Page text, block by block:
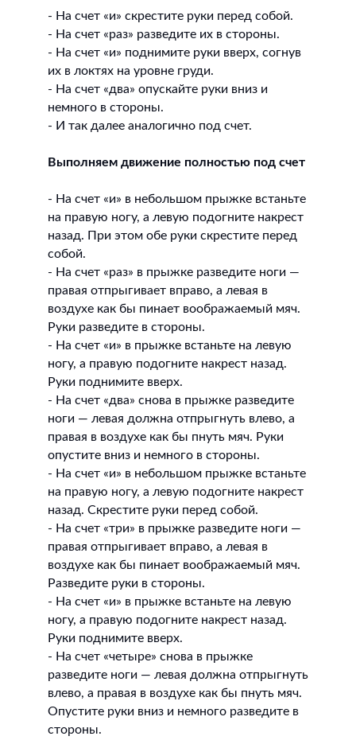
- На счет «и» скрестите руки перед собой.
- На счет «раз» разведите их в стороны.
- На счет «и» поднимите руки вверх, согнув
их в локтях на уровне груди.
- На счет «два» опускайте руки вниз и
немного в стороны.
- И так далее аналогично под счет.
Выполняем движение полностью под счет
- На счет «и» в небольшом прыжке встаньте
на правую ногу, а левую подогните накрест
назад. При этом обе руки скрестите перед
собой.
- На счет «раз» в прыжке разведите ноги —
правая отпрыгивает вправо, а левая в
воздухе как бы пинает воображаемый мяч.
Руки разведите в стороны.
- На счет «и» в прыжке встаньте на левую
ногу, а правую подогните накрест назад.
Руки поднимите вверх.
- На счет «два» снова в прыжке разведите
ноги — левая должна отпрыгнуть влево, а
правая в воздухе как бы пнуть мяч. Руки
опустите вниз и немного в стороны.
- На счет «и» в небольшом прыжке встаньте
на правую ногу, а левую подогните накрест
назад. Скрестите руки перед собой.
- На счет «три» в прыжке разведите ноги —
правая отпрыгивает вправо, а левая в
воздухе как бы пинает воображаемый мяч.
Разведите руки в стороны.
- На счет «и» в прыжке встаньте на левую
ногу, а правую подогните накрест назад.
Руки поднимите вверх.
- На счет «четыре» снова в прыжке
разведите ноги — левая должна отпрыгнуть
влево, а правая в воздухе как бы пнуть мяч.
Опустите руки вниз и немного разведите в
стороны.